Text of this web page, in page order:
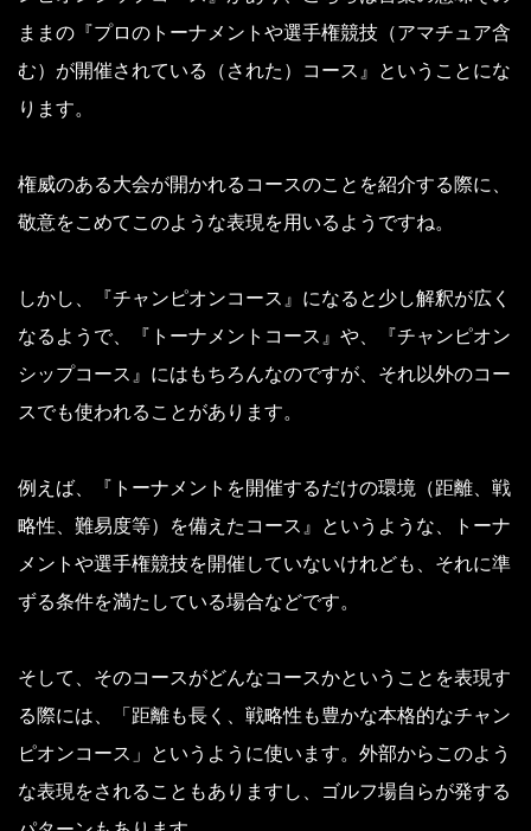
ままの『プロのトーナメントや選手権競技（アマチュア含
む）が開催されている（された）コース』ということにな
ります。
権威のある大会が開かれるコースのことを紹介する際に、
敬意をこめてこのような表現を用いるようですね。
しかし、『チャンピオンコース』になると少し解釈が広く
なるようで、『トーナメントコース』や、『チャンピオン
シップコース』にはもちろんなのですが、それ以外のコー
スでも使われることがあります。
例えば、『トーナメントを開催するだけの環境（距離、戦
略性、難易度等）を備えたコース』というような、トーナ
メントや選手権競技を開催していないけれども、それに準
ずる条件を満たしている場合などです。
そして、そのコースがどんなコースかということを表現す
る際には、「距離も長く、戦略性も豊かな本格的なチャン
ピオンコース」というように使います。外部からこのよう
な表現をされることもありますし、ゴルフ場自らが発する